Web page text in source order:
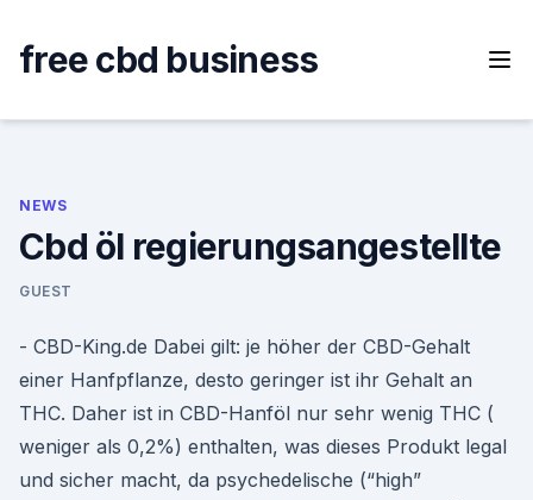
content
free cbd business
NEWS
Cbd öl regierungsangestellte
GUEST
- CBD-King.de Dabei gilt: je höher der CBD-Gehalt
einer Hanfpflanze, desto geringer ist ihr Gehalt an
THC. Daher ist in CBD-Hanföl nur sehr wenig THC (
weniger als 0,2%) enthalten, was dieses Produkt legal
und sicher macht, da psychedelische (“high”